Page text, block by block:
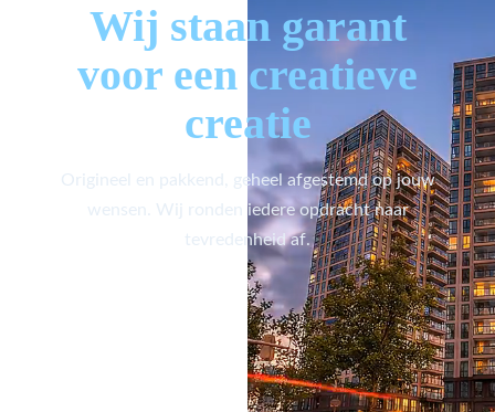
Wij staan garant
voor een creatieve
creatie
Origineel en pakkend, geheel afgestemd op jouw
wensen. Wij ronden iedere opdracht naar
tevredenheid af.